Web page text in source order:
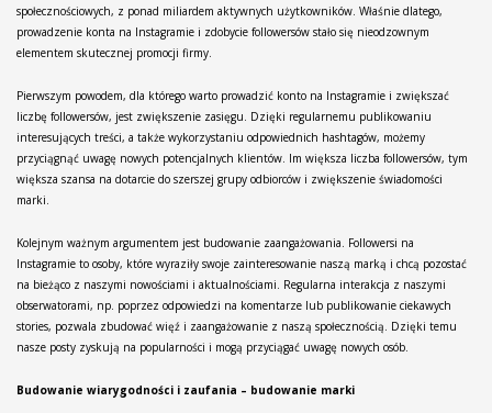
społecznościowych, z ponad miliardem aktywnych użytkowników. Właśnie dlatego,
prowadzenie konta na Instagramie i zdobycie followersów stało się nieodzownym
elementem skutecznej promocji firmy.
Pierwszym powodem, dla którego warto prowadzić konto na Instagramie i zwiększać
liczbę followersów, jest zwiększenie zasięgu. Dzięki regularnemu publikowaniu
interesujących treści, a także wykorzystaniu odpowiednich hashtagów, możemy
przyciągnąć uwagę nowych potencjalnych klientów. Im większa liczba followersów, tym
większa szansa na dotarcie do szerszej grupy odbiorców i zwiększenie świadomości
marki.
Kolejnym ważnym argumentem jest budowanie zaangażowania. Followersi na
Instagramie to osoby, które wyraziły swoje zainteresowanie naszą marką i chcą pozostać
na bieżąco z naszymi nowościami i aktualnościami. Regularna interakcja z naszymi
obserwatorami, np. poprzez odpowiedzi na komentarze lub publikowanie ciekawych
stories, pozwala zbudować więź i zaangażowanie z naszą społecznością. Dzięki temu
nasze posty zyskują na popularności i mogą przyciągać uwagę nowych osób.
Budowanie wiarygodności i zaufania – budowanie marki